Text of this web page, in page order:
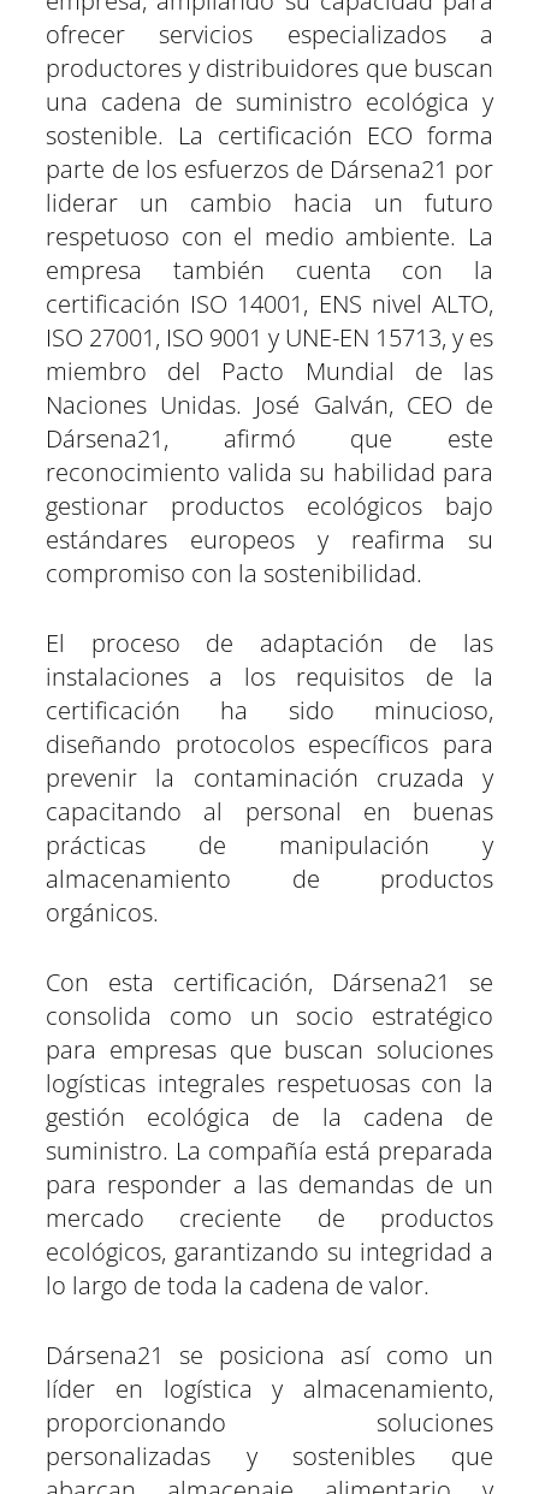
ofrecer servicios especializados a
productores y distribuidores que buscan
una cadena de suministro ecológica y
sostenible. La certificación ECO forma
parte de los esfuerzos de Dársena21 por
liderar un cambio hacia un futuro
respetuoso con el medio ambiente. La
empresa también cuenta con la
certificación ISO 14001, ENS nivel ALTO,
ISO 27001, ISO 9001 y UNE-EN 15713, y es
miembro del Pacto Mundial de las
Naciones Unidas. José Galván, CEO de
Dársena21, afirmó que este
reconocimiento valida su habilidad para
gestionar productos ecológicos bajo
estándares europeos y reafirma su
compromiso con la sostenibilidad.
El proceso de adaptación de las
instalaciones a los requisitos de la
certificación ha sido minucioso,
diseñando protocolos específicos para
prevenir la contaminación cruzada y
capacitando al personal en buenas
prácticas de manipulación y
almacenamiento de productos
orgánicos.
Con esta certificación, Dársena21 se
consolida como un socio estratégico
para empresas que buscan soluciones
logísticas integrales respetuosas con la
gestión ecológica de la cadena de
suministro. La compañía está preparada
para responder a las demandas de un
mercado creciente de productos
ecológicos, garantizando su integridad a
lo largo de toda la cadena de valor.
Dársena21 se posiciona así como un
líder en logística y almacenamiento,
proporcionando soluciones
personalizadas y sostenibles que